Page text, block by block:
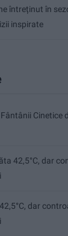
întreținut în
inspirate
Cinetice
42,5°C, dar
dar